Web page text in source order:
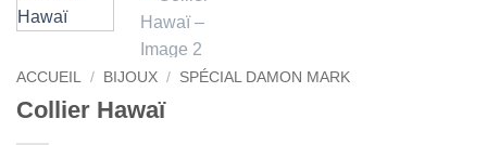
ACCUEIL / BIJOUX / SPÉCIAL DAMON MARK
Collier Hawaï